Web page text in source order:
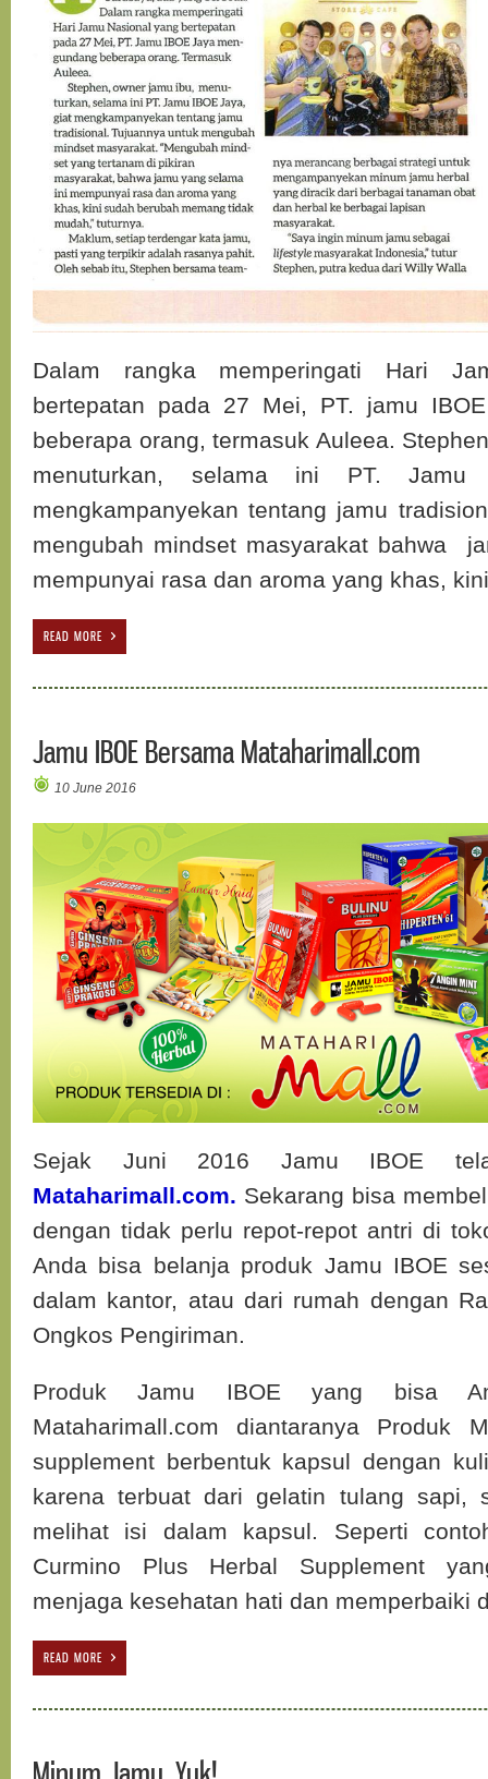
Dalam rangka memperingati Hari
bertepatan pada 27 Mei, PT. jamu
beberapa orang, termasuk Auleea.
menuturkan, selama ini PT.
mengkampanyekan tentang jamu
mengubah mindset masyarakat bahwa
mempunyai rasa dan aroma yang khas,
READ MORE
Jamu IBOE Bersama Mataharimall.com
10 June 2016
Sejak Juni 2016 Jamu IBOE
Mataharimall.com. Sekarang bisa
dengan tidak perlu repot-repot antri di
Anda bisa belanja produk Jamu IBOE
dalam kantor, atau dari rumah dengan
Ongkos Pengiriman.
Produk Jamu IBOE yang bisa
Mataharimall.com diantaranya Produk
supplement berbentuk kapsul dengan
karena terbuat dari gelatin tulang sapi,
melihat isi dalam kapsul. Seperti
Curmino Plus Herbal Supplement
menjaga kesehatan hati dan memperbaiki
READ MORE